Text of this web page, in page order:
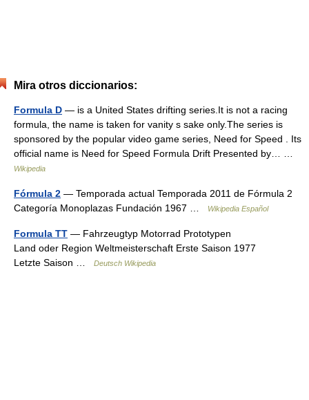
Mira otros diccionarios:
Formula D — is a United States drifting series.It is not a racing
formula, the name is taken for vanity s sake only.The series is
sponsored by the popular video game series, Need for Speed . Its
official name is Need for Speed Formula Drift Presented by… …
Wikipedia
Fórmula 2 — Temporada actual Temporada 2011 de Fórmula 2
Categoría Monoplazas Fundación 1967 …
Wikipedia Español
Formula TT — Fahrzeugtyp Motorrad Prototypen
Land oder Region Weltmeisterschaft Erste Saison 1977
Letzte Saison …
Deutsch Wikipedia